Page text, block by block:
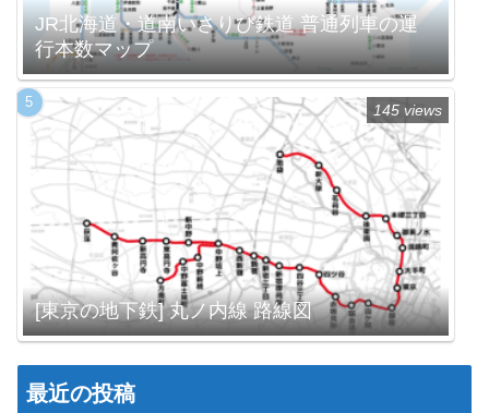
JR北海道・道南いさりび鉄道 普通列車の運
行本数マップ
[東京の地下鉄] 丸ノ内線 路線図
145 views
最近の投稿